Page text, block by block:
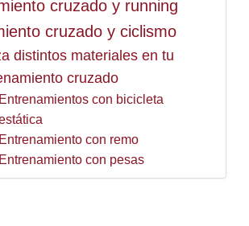
cruzado y running
cruzado y ciclismo
distintos materiales en tu
cruzado
Entrenamientos con bicicleta
Entrenamiento con remo
Entrenamiento con pesas